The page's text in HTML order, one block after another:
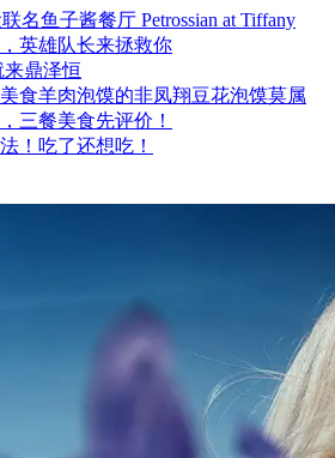
名鱼子酱餐厅 Petrossian at Tiffany
英雄队长来拯救你
鼎泽恒
食羊肉泡馍的非凤翔豆花泡馍莫属
三餐美食先评价！
！吃了还想吃！